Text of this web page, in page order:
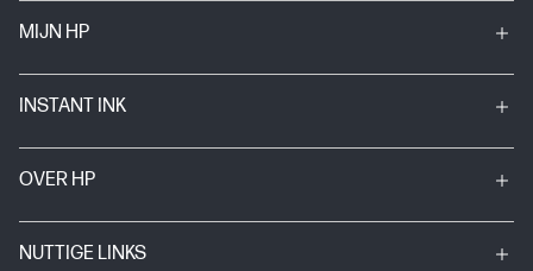
MIJN HP
INSTANT INK
OVER HP
NUTTIGE LINKS